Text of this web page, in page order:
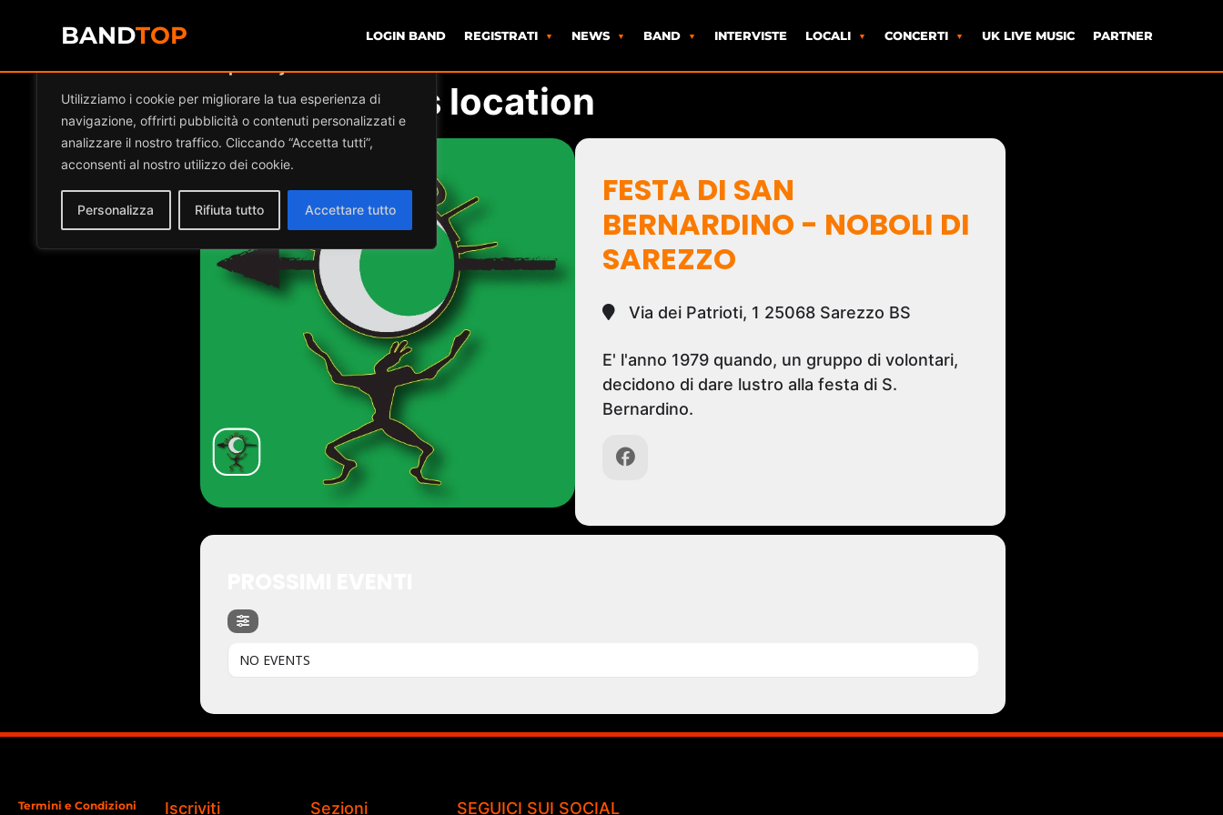
Utilizziamo i cookie per migliorare la tua esperienza di
navigazione, offrirti pubblicità o contenuti personalizzati e
analizzare il nostro traffico. Cliccando “Accetta tutti”,
acconsenti al nostro utilizzo dei cookie.
Personalizza Rifiuta tutto Accettare tutto
BANDTOP LOGIN BAND REGISTRATI NEWS BAND INTERVISTE LOCALI CONCERTI UK LIVE MUSIC PARTNER
Events at this location
FESTA DI SAN
BERNARDINO - NOBOLI DI
SAREZZO
Via dei Patrioti, 1 25068 Sarezzo BS
E' l'anno 1979 quando, un gruppo di volontari,
decidono di dare lustro alla festa di S.
Bernardino.
NO EVENTS
Termini e Condizioni Iscriviti Sezioni SEGUICI SUI SOCIAL